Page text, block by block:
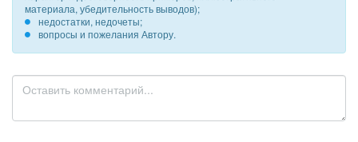
материала, убедительность выводов);
недостатки, недочеты;
вопросы и пожелания Автору.